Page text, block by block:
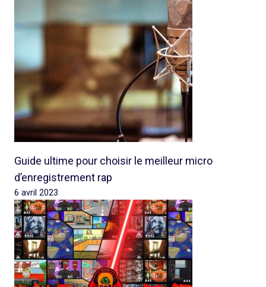
Guide ultime pour choisir le meilleur micro
d’enregistrement rap
6 avril 2023